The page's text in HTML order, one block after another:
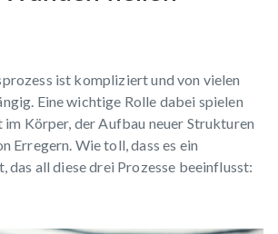
ist kompliziert und von vielen
Eine wichtige Rolle dabei spielen
Körper, der Aufbau neuer Strukturen
Erregern. Wie toll, dass es ein
all diese drei Prozesse beeinflusst: